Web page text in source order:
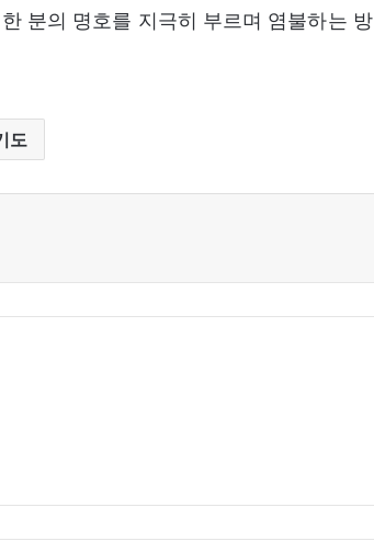
분의 명호를 지극히 부르며 염불하는 방
도